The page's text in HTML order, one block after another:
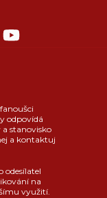
odpovídá
stanovisko
a kontaktuj
odesílatel
na
využití.